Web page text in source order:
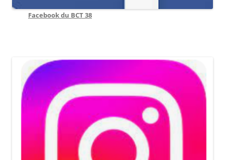
Facebook du BCT 38